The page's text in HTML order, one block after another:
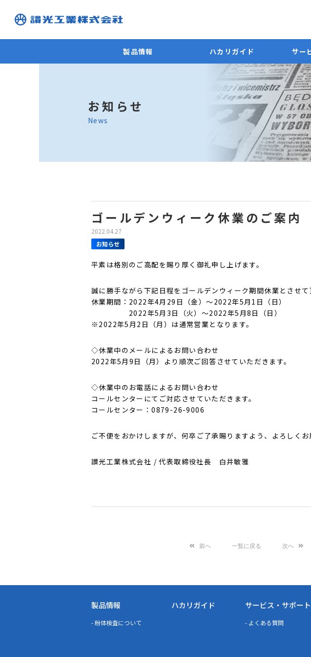
製品情報 ハカリガイド サー
お知らせ
News
ゴールデンウィーク休業のご案内
2022.04.27
お知らせ
平素は格別のご高配を賜り厚く御礼申し上げます。
誠に勝手ながら下記日程をゴールデンウィーク期間休業とさせて
休業期間：2022年4月29日（金）〜2022年5月1日（
2022年5月3日（火）～2022年5月8日（日）
※2022年5月2日（月）は通常営業となります。
◇休業中のメールによるお問い合わせ
2022年5月9日（月）より順次ご回答させていただきます。
◇休業中のお電話によるお問い合わせ
コールセンターにてご対応させていただきます。
コールセンター：0879-26-9006
ご不便をおかけしますが、何卒ご了承賜りますよう、よろしくお
讃光工業株式会社 / 代表取締役社長 白井敏雅
前へ 一覧に戻る 次へ
製品情報
- 粉体検査について
ハカリガイド サービス・サポート
- よくある質問